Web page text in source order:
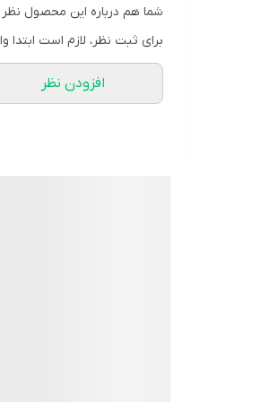
شما هم درباره این محصول نظر
برای ثبت نظر، لازم است
افزودن نظر